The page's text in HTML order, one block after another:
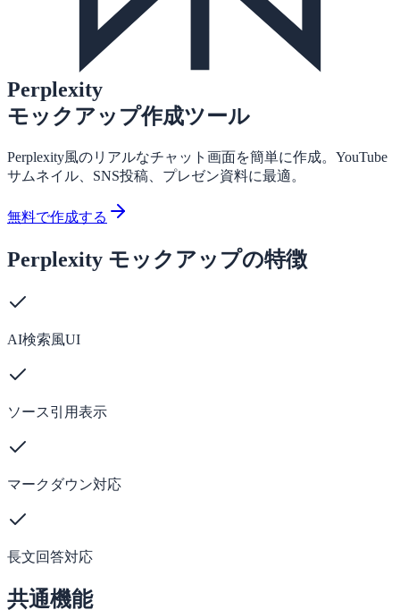
Perplexity
モックアップ作成ツール
Perplexity風のリアルなチャット画面を簡単に作成。YouTube
サムネイル、SNS投稿、プレゼン資料に最適。
無料で作成する
Perplexity モックアップの特徴
AI検索風UI
ソース引用表示
マークダウン対応
長文回答対応
共通機能